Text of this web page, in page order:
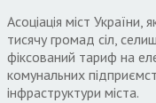
Асоціація міст
тисячу громад сіл,
фіксований тариф на
комунальних
інфраструктури міста.